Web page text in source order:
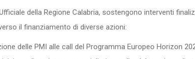
della Regione Calabria, sostengono interventi
il finanziamento di diverse azioni:
delle PMI alle call del Programma Europeo Horizon